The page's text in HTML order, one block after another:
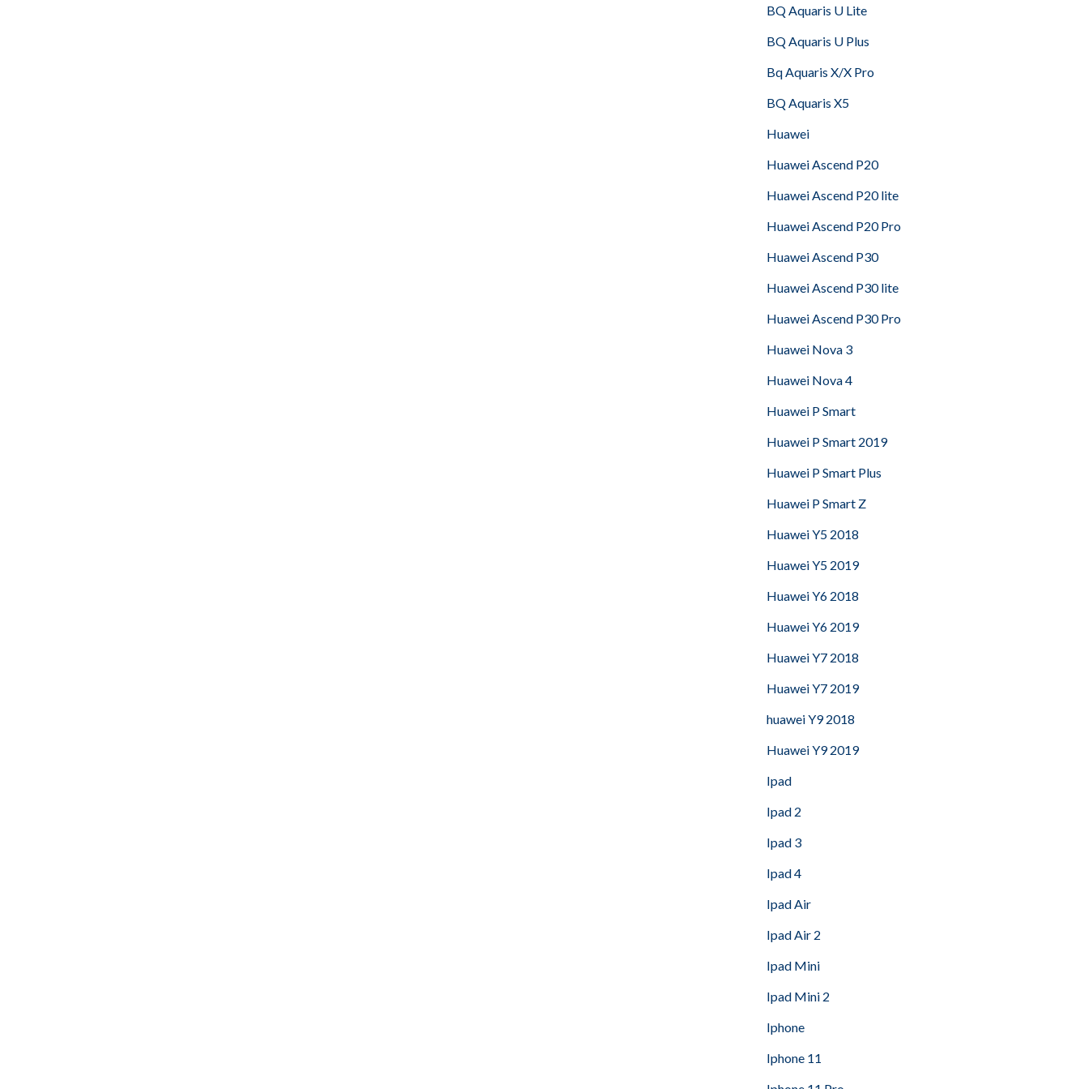
BQ Aquaris U Lite
BQ Aquaris U Plus
Bq Aquaris X/X Pro
BQ Aquaris X5
Huawei
Huawei Ascend P20
Huawei Ascend P20 lite
Huawei Ascend P20 Pro
Huawei Ascend P30
Huawei Ascend P30 lite
Huawei Ascend P30 Pro
Huawei Nova 3
Huawei Nova 4
Huawei P Smart
Huawei P Smart 2019
Huawei P Smart Plus
Huawei P Smart Z
Huawei Y5 2018
Huawei Y5 2019
Huawei Y6 2018
Huawei Y6 2019
Huawei Y7 2018
Huawei Y7 2019
huawei Y9 2018
Huawei Y9 2019
Ipad
Ipad 2
Ipad 3
Ipad 4
Ipad Air
Ipad Air 2
Ipad Mini
Ipad Mini 2
Iphone
Iphone 11